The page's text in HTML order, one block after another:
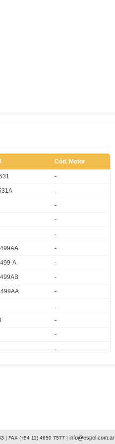
Cód. Motor
-
-
-
-
-
-
A -
-
-
-
-
-
-
| FAX (+54 11) 4650 7577 | info@espel.com.ar